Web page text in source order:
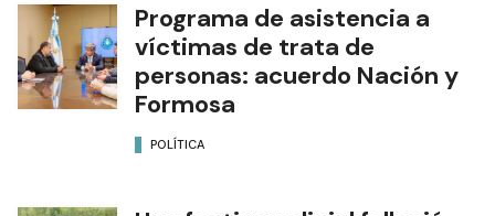
Programa de asistencia a
víctimas de trata de
personas: acuerdo Nación y
Formosa
POLÍTICA